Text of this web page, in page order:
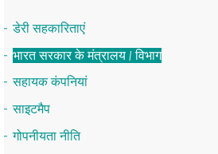
डेरी सहकारिताएं
भारत सरकार के मंत्रालय / विभाग
सहायक कंपनियां
साइटमैप
गोपनीयता नीति